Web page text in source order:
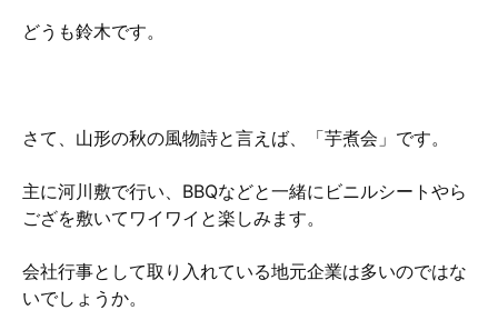
どうも鈴木です。
さて、山形の秋の風物詩と言えば、「芋煮会」です。
主に河川敷で行い、BBQなどと一緒にビニルシートやら
ござを敷いてワイワイと楽しみます。
会社行事として取り入れている地元企業は多いのではな
いでしょうか。